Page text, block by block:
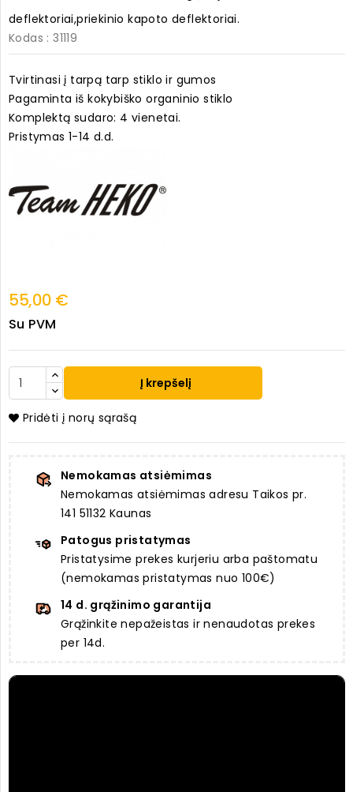
deflektoriai,priekinio kapoto deflektoriai.
Kodas : 31119
Tvirtinasi į tarpą tarp stiklo ir gumos
Pagaminta iš kokybiško organinio stiklo
Komplektą sudaro: 4 vienetai.
Pristymas 1-14 d.d.
55,00 €
Su PVM
Į krepšelį
Pridėti į norų sąrašą
Nemokamas atsiėmimas
Nemokamas atsiėmimas adresu Taikos pr.
141 51132 Kaunas
Patogus pristatymas
Pristatysime prekes kurjeriu arba paštomatu
(nemokamas pristatymas nuo 100€)
14 d. grąžinimo garantija
Grąžinkite nepažeistas ir nenaudotas prekes
per 14d.